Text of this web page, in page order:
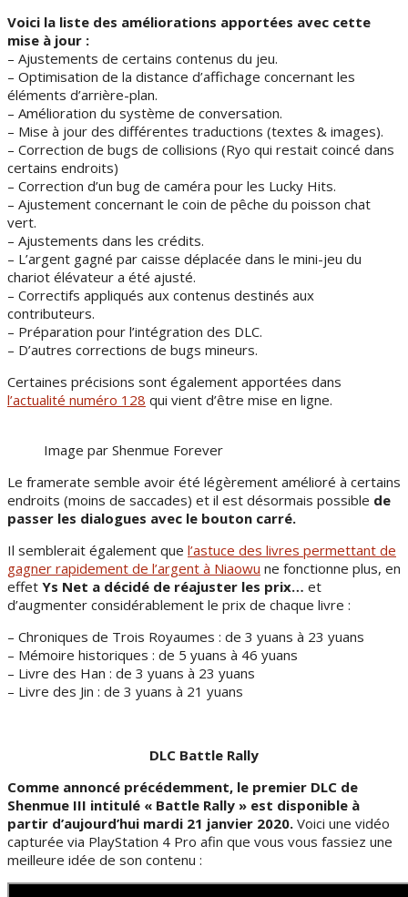
Voici la liste des améliorations apportées avec cette
mise à jour :
– Ajustements de certains contenus du jeu.
– Optimisation de la distance d’affichage concernant les
éléments d’arrière-plan.
– Amélioration du système de conversation.
– Mise à jour des différentes traductions (textes & images).
– Correction de bugs de collisions (Ryo qui restait coincé dans
certains endroits)
– Correction d’un bug de caméra pour les Lucky Hits.
– Ajustement concernant le coin de pêche du poisson chat
vert.
– Ajustements dans les crédits.
– L’argent gagné par caisse déplacée dans le mini-jeu du
chariot élévateur a été ajusté.
– Correctifs appliqués aux contenus destinés aux
contributeurs.
– Préparation pour l’intégration des DLC.
– D’autres corrections de bugs mineurs.
Certaines précisions sont également apportées dans
l’actualité numéro 128 qui vient d’être mise en ligne.
Image par Shenmue Forever
Le framerate semble avoir été légèrement amélioré à certains
endroits (moins de saccades) et il est désormais possible de
passer les dialogues avec le bouton carré.
Il semblerait également que l’astuce des livres permettant de
gagner rapidement de l’argent à Niaowu ne fonctionne plus, en
effet Ys Net a décidé de réajuster les prix… et
d’augmenter considérablement le prix de chaque livre :
– Chroniques de Trois Royaumes : de 3 yuans à 23 yuans
– Mémoire historiques : de 5 yuans à 46 yuans
– Livre des Han : de 3 yuans à 23 yuans
– Livre des Jin : de 3 yuans à 21 yuans
DLC Battle Rally
Comme annoncé précédemment, le premier DLC de
Shenmue III intitulé « Battle Rally » est disponible à
partir d’aujourd’hui mardi 21 janvier 2020. Voici une vidéo
capturée via PlayStation 4 Pro afin que vous vous fassiez une
meilleure idée de son contenu :